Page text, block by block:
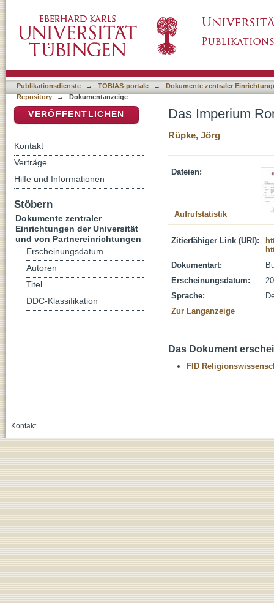
Publikationsdienste → TOBIAS-portale →
Dokumente zentraler
Repository
→ Dokumentanzeige
Das Imperium
Rüpke, Jörg
Dateien:
Aufrufstatistik
Zitierfähiger Link (URI):
Dokumentart:
Erscheinungsdatum:
Sprache:
Zur Langanzeige
Das Dokument
FID
VERÖFFENTLICHEN
Kontakt
Verträge
Hilfe und Informationen
Stöbern
Dokumente zentraler
Einrichtungen der Universität
und von Partnereinrichtungen
Erscheinungsdatum
Autoren
Titel
DDC-Klassifikation
Kontakt